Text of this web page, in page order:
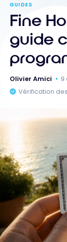
GUIDES
Fine
guide
Olivier Amici 9
Vérification